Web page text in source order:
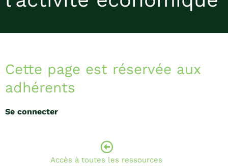
Cette page est réservée aux
adhérents
Se connecter
Accès à toutes les ressources